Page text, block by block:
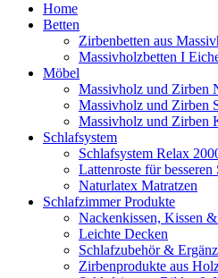
Home
Betten
Zirbenbetten aus
Massivholzbetten I
Möbel
Massivholz und Zirben
Massivholz und Zirben
Massivholz und Zirben
Schlafsystem
Schlafsystem Relax
Lattenroste für besseren
Naturlatex Matratzen
Schlafzimmer Produkte
Nackenkissen, Kissen
Leichte Decken
Schlafzubehör &
Zirbenprodukte aus